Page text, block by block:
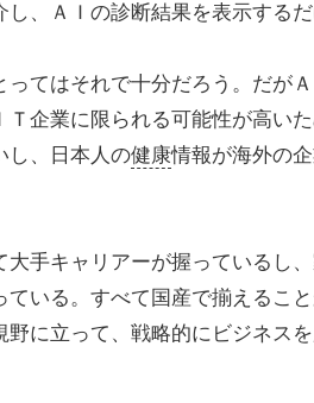
、ＡＩの診断結果を表示するだ
てはそれで十分だろう。だが
Ｔ企業に限られる可能性が高い
し、日本人の健康情報が海外の
手キャリアーが握っているし、
いる。すべて国産で揃えるこ
に立って、戦略的にビジネス